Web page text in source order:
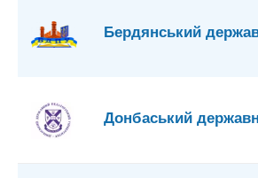
Бердянський
Донбаський